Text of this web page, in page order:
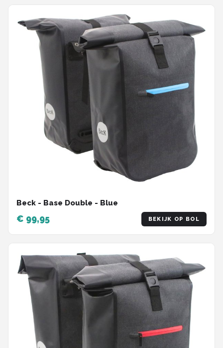
Beck - Base Double - Blue
€ 99,95 BEKIJK OP BOL